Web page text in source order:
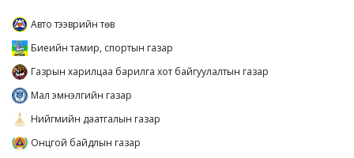
Авто тээврийн төв
Биеийн тамир, спортын газар
Газрын харилцаа барилга хот байгуулалтын газар
Мал эмнэлгийн газар
Нийгмийн даатгалын газар
Онцгой байдлын газар